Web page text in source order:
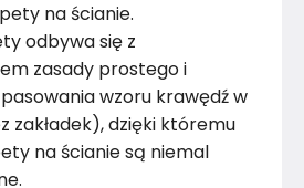
na ścianie.
odbywa się z
zasady prostego i
wzoru krawędź w
zakładek), dzięki któremu
na ścianie są niemal